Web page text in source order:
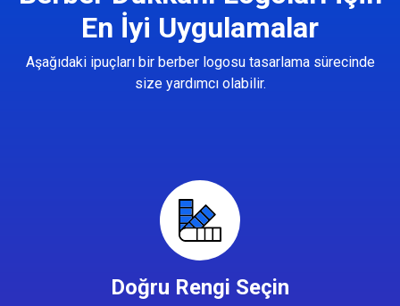
En İyi Uygulamalar
Aşağıdaki ipuçları bir berber logosu tasarlama sürecinde
size yardımcı olabilir.
Doğru Rengi Seçin